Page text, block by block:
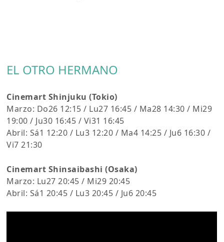
EL OTRO HERMANO
Cinemart Shinjuku (Tokio)
Marzo: Do26 12:15 / Lu27 16:45 / Ma28 14:30 / Mi29
19:00 / Ju30 16:45 / Vi31 16:45
Abril: Sá1 12:20 / Lu3 12:20 / Ma4 14:25 / Ju6 16:30 /
Vi7 21:30
Cinemart Shinsaibashi (Osaka)
Marzo: Lu27 20:45 / Mi29 20:45
Abril: Sá1 20:45 / Lu3 20:45 / Ju6 20:45